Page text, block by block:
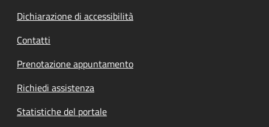
Dichiarazione di accessibilità
Contatti
Prenotazione appuntamento
Richiedi assistenza
Statistiche del portale